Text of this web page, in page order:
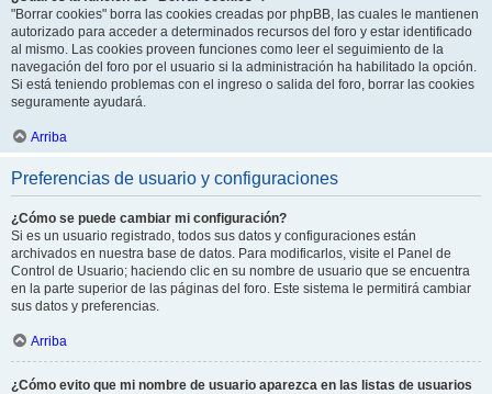
"Borrar cookies" borra las cookies creadas por phpBB, las cuales le mantienen
autorizado para acceder a determinados recursos del foro y estar identificado
al mismo. Las cookies proveen funciones como leer el seguimiento de la
navegación del foro por el usuario si la administración ha habilitado la opción.
Si está teniendo problemas con el ingreso o salida del foro, borrar las cookies
seguramente ayudará.
Arriba
Preferencias de usuario y configuraciones
¿Cómo se puede cambiar mi configuración?
Si es un usuario registrado, todos sus datos y configuraciones están
archivados en nuestra base de datos. Para modificarlos, visite el Panel de
Control de Usuario; haciendo clic en su nombre de usuario que se encuentra
en la parte superior de las páginas del foro. Este sistema le permitirá cambiar
sus datos y preferencias.
Arriba
¿Cómo evito que mi nombre de usuario aparezca en las listas de usuarios